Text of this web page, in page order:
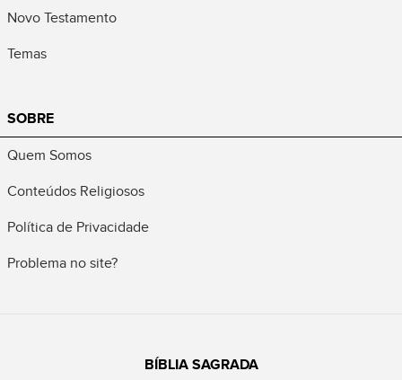
Novo Testamento
Temas
SOBRE
Quem Somos
Conteúdos Religiosos
Política de Privacidade
Problema no site?
BÍBLIA SAGRADA